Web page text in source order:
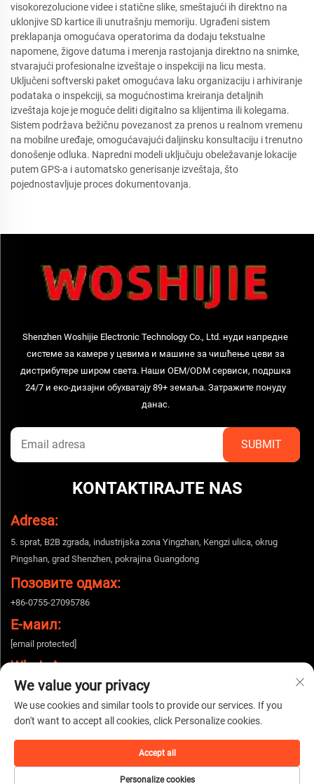
visokorezolucione videe i statične slike, smeštajući ih direktno na
uklonjive SD kartice ili unutrašnju memoriju. Ugrađeni sistem
preklapanja omogućava operatorima da dodaju tekstualne
napomene, žigove datuma i merenja rastojanja direktno na snimke,
stvarajući profesionalne izveštaje o inspekciji na licu mesta.
Uključeni softverski paket omogućava laku organizaciju i arhiviranje
podataka o inspekciji, sa mogućnostima kreiranja detaljnih
izveštaja koje je moguće deliti digitalno sa klijentima ili kolegama.
Sistem podržava bežičnu povezanost za prenos u realnom vremenu
na mobilne uređaje, omogućavajući daljinsku konsultaciju i trenutno
donošenje odluka. Napredni modeli uključuju obeležavanje lokacije
putem GPS-a i automatsko generisanje izveštaja, što
pojednostavljuje proces dokumentovanja.
Shenzhen Woshijie Electronic Technology Co., Ltd. нуди напредне
системе за камере у цевима и машине за чишћење цеви за
дистрибутере широм света. Наши OEM/ODM сервиси, подршка
24/7 и еко-дизајни обухватају 89+ земаља. Затражите понуду
данас.
KONTAKTIRAJTE NAS
Adresa:
5. sprat, B2B zgrada, industrijska zona Yingzhan, Kengzi ulica, okrug
Pingshan, grad Shenzhen, pokrajina Guangdong
Позовите одмах:
+86-0755-27095786
Е-маил:
[email protected]
WhatsApp:
+86-15112424643
Ltd. Sva prava zadržana. |
Политика приватности
We value your privacy
We use cookies and similar tools to provide our services. If you
don't want to accept all cookies, click Personalize cookies.
Personalize cookies
Accept all